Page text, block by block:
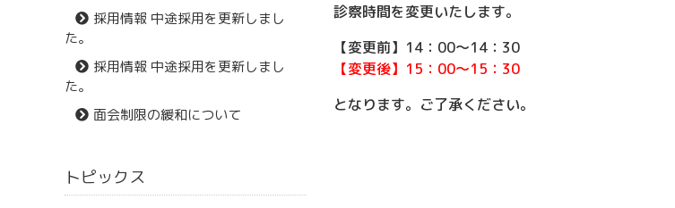
診察時間を変更いたします。
【変更前】14：00～14：30
【変更後】15：00～15：30
となります。ご了承ください。
採用情報 中途採用を更新しまし
た。
採用情報 中途採用を更新しまし
た。
面会制限の緩和について
トピックス